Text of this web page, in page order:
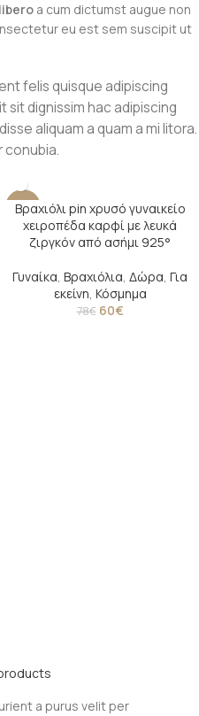
a cum dictumst augue non
eu est sem suscipit ut
felis quisque adipiscing
sit dignissim hac adipiscing
aliquam a quam a mi litora.
conubia.
-23%
Βραχιόλι pin χρυσό γυναικείο
χειροπέδα καρφί με λευκά
ζιργκόν από ασήμι 925°
Γυναίκα, Βραχιόλια, Δώρα, Για
εκείνη, Κόσμημα
78€ 60€
a purus velit per